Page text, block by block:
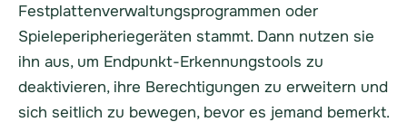
Festplattenverwaltungsprogrammen oder
Spieleperipheriegeräten stammt. Dann nutzen sie
ihn aus, um Endpunkt-Erkennungstools zu
deaktivieren, ihre Berechtigungen zu erweitern und
sich seitlich zu bewegen, bevor es jemand bemerkt.